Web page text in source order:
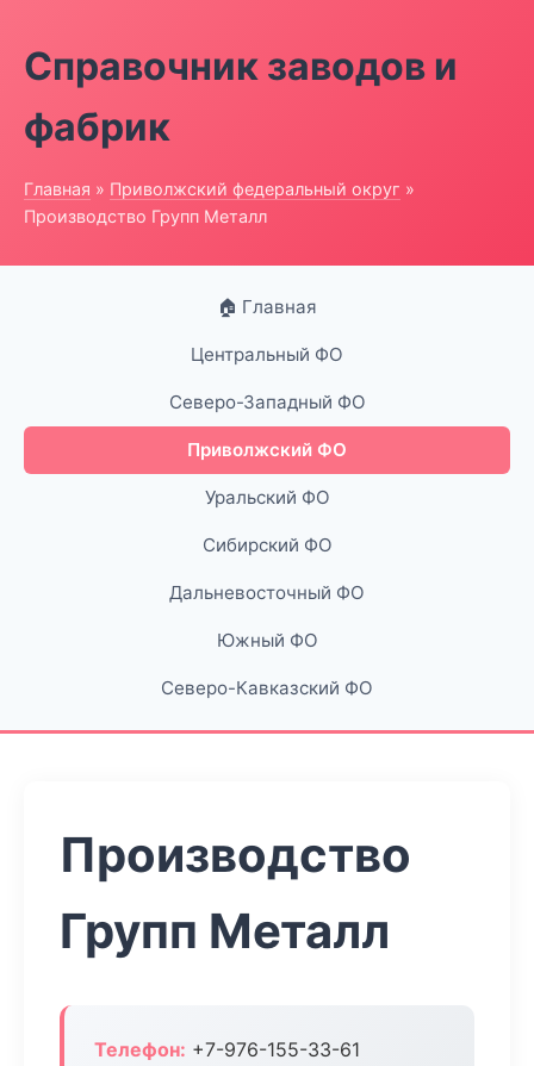
Справочник заводов и
фабрик
Главная » Приволжский федеральный округ »
Производство Групп Металл
🏠 Главная
Центральный ФО
Северо-Западный ФО
Приволжский ФО
Уральский ФО
Сибирский ФО
Дальневосточный ФО
Южный ФО
Северо-Кавказский ФО
Производство
Групп Металл
Телефон: +7-976-155-33-61